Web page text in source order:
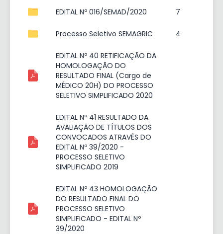
EDITAL Nº 016/SEMAD/2020 7
Processo Seletivo SEMAGRIC 4
EDITAL Nº 40 RETIFICAÇÃO DA
HOMOLOGAÇÃO DO
RESULTADO FINAL (Cargo de
MÉDICO 20H) DO PROCESSO
SELETIVO SIMPLIFICADO 2020
EDITAL Nº 41 RESULTADO DA
AVALIAÇÃO DE TÍTULOS DOS
CONVOCADOS ATRAVÉS DO
EDITAL Nº 39/2020 -
PROCESSO SELETIVO
SIMPLIFICADO 2019
EDITAL Nº 43 HOMOLOGAÇÃO
DO RESULTADO FINAL DO
PROCESSO SELETIVO
SIMPLIFICADO - EDITAL Nº
39/2020